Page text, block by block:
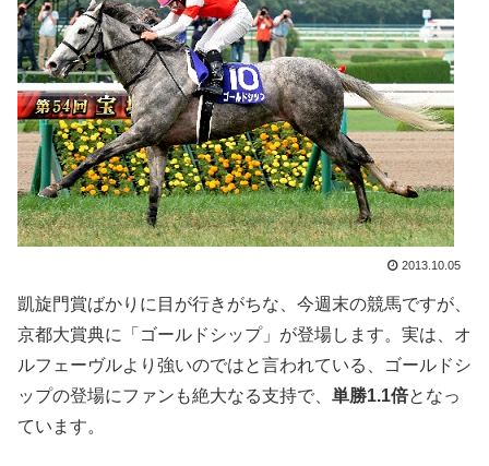
2013.10.05
凱旋門賞ばかりに目が行きがちな、今週末の競馬ですが、
京都大賞典に「ゴールドシップ」が登場します。実は、オ
ルフェーヴルより強いのではと言われている、ゴールドシ
ップの登場にファンも絶大なる支持で、 単勝1.1倍となっ
ています。